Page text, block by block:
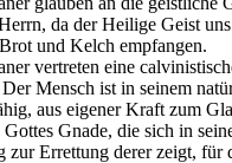
da der Heilige Geist
und Kelch empfangen.
vertreten eine
Mensch ist in seinem
aus eigener Kraft zum
Gnade, die sich in
zur Errettung derer zeigt, für